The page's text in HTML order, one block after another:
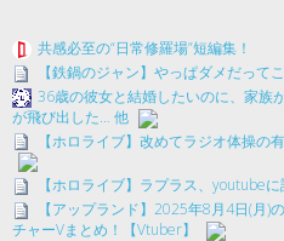
共感必至の“日常修羅場”短編集！
【鉄鍋のジャン】やっぱダメだって
36歳の彼女と結婚したいのに、家族
が飛び出した… 他
【ホロライブ】改めてラジオ体操の
【ホロライブ】ラプラス、youtube
【アップランド】2025年8月4日(月)
チャーVまとめ！【Vtuber】